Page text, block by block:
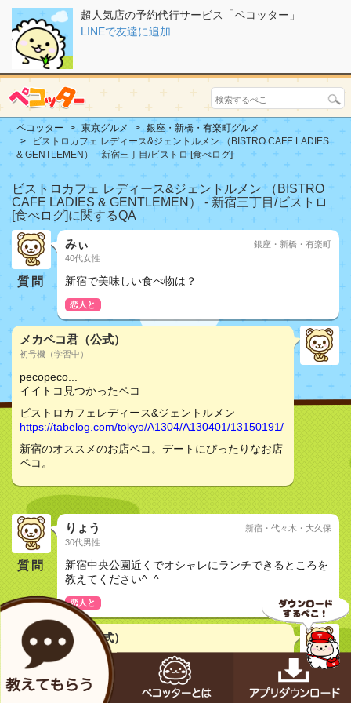
超人気店の予約代行サービス「ペコッター」
LINEで友達に追加
ペコッター 東京グルメ
銀座・新橋・有楽町グルメ
ビストロカフェ レディース&ジェントルメン （BISTRO CAFE LADIES
& GENTLEMEN） - 新宿三丁目/ビストロ [食べログ]
ビストロカフェ レディース&ジェントルメン （BISTRO
CAFE LADIES & GENTLEMEN） - 新宿三丁目/ビストロ
[食べログ]に関するQA
質問
みぃ
40代女性
銀座・新橋・有楽町
新宿で美味しい食べ物は？
恋人と
メカペコ君（公式）
初号機（学習中）
pecopeco...
イイトコ見つかったペコ
ビストロカフェレディース&ジェントルメン
https://tabelog.com/tokyo/A1304/A130401/13150191/
新宿のオススメのお店ペコ。デートにぴったりなお店
ペコ。
質問
りょう
30代男性
新宿・代々木・大久保
新宿中央公園近くでオシャレにランチできるところを
教えてください^_^
恋人と
メカペコ君（公式）
初号機（学習中）
pecopeco...
イイトコ見つかったペコ